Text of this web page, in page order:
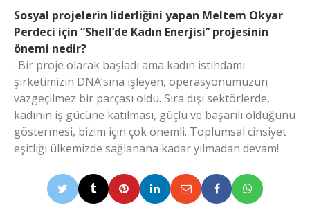
Sosyal projelerin liderliğini yapan Meltem Okyar
Perdeci için “Shell’de Kadın Enerjisi’’ projesinin
önemi nedir?
-Bir proje olarak başladı ama kadın istihdamı
şirketimizin DNA’sına işleyen, operasyonumuzun
vazgeçilmez bir parçası oldu. Sıra dışı sektörlerde,
kadının iş gücüne katılması, güçlü ve başarılı olduğunu
göstermesi, bizim için çok önemli. Toplumsal cinsiyet
eşitliği ülkemizde sağlanana kadar yılmadan devam!